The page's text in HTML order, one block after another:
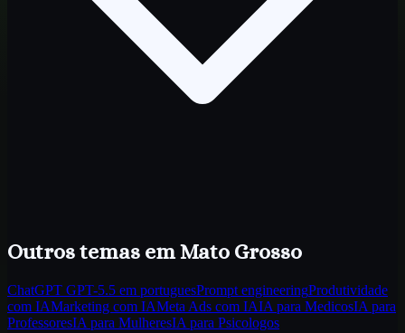
Outros temas em Mato Grosso
ChatGPT GPT-5.5 em portuguesPrompt engineeringProdutividade
com IAMarketing com IAMeta Ads com IAIA para MedicosIA para
ProfessoresIA para MulheresIA para Psicologos